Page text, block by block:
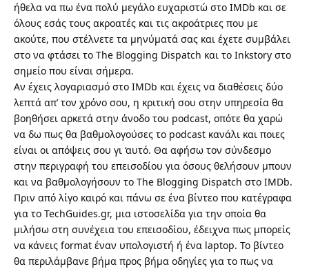
ήθελα να πω ένα πολύ μεγάλο ευχαριστώ στο IMDb και σε
όλους εσάς τους ακροατές και τις ακροάτριες που με
ακούτε, που στέλνετε τα μηνύματά σας και έχετε συμβάλει
στο να φτάσει το The Blogging Dispatch και το Inkstory στο
σημείο που είναι σήμερα.
Αν έχεις λογαριασμό στο IMDb και έχεις να διαθέσεις δύο
λεπτά απ’ τον χρόνο σου, η κριτική σου στην υπηρεσία θα
βοηθήσει αρκετά στην άνοδο του podcast, οπότε θα χαρώ
να δω πως θα βαθμολογούσες το podcast κανάλι και ποιες
είναι οι απόψεις σου γι ‘αυτό. Θα αφήσω τον σύνδεσμο
στην περιγραφή του επεισοδίου για όσους θελήσουν μπουν
και να βαθμολογήσουν το The Blogging Dispatch στο IMDb.
Πριν από λίγο καιρό και πάνω σε ένα βίντεο που κατέγραφα
για το TechGuides.gr, μια ιστοσελίδα για την οποία θα
μιλήσω στη συνέχεια του επεισοδίου, έδειχνα πως μπορείς
να κάνεις format έναν υπολογιστή ή ένα laptop. Το βίντεο
θα περιλάμβανε βήμα προς βήμα οδηγίες για το πως να